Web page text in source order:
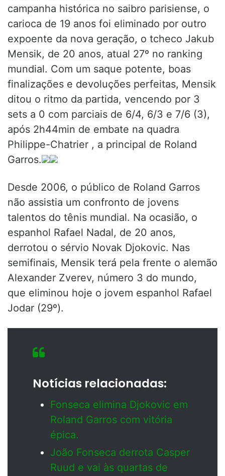
campanha histórica no saibro parisiense, o
carioca de 19 anos foi eliminado por outro
expoente da nova geração, o tcheco Jakub
Mensik, de 20 anos, atual 27º no ranking
mundial. Com um saque potente, boas
finalizações e devoluções perfeitas, Mensik
ditou o ritmo da partida, vencendo por 3
sets a 0 com parciais de 6/4, 6/3 e 7/6 (3),
após 2h44min de embate na quadra
Philippe-Chatrier , a principal de Roland
Garros.
Desde 2006, o público de Roland Garros
não assistia um confronto de jovens
talentos do tênis mundial. Na ocasião, o
espanhol Rafael Nadal, de 20 anos,
derrotou o sérvio Novak Djokovic. Nas
semifinais, Mensik terá pela frente o alemão
Alexander Zverev, número 3 do mundo,
que eliminou hoje o jovem espanhol Rafael
Jodar (29º).
Notícias relacionadas:
Fonseca elimina Djokovic em
Roland Garros com vitória
épica.
João Fonseca derrota Casper
Ruud e vai às quartas de